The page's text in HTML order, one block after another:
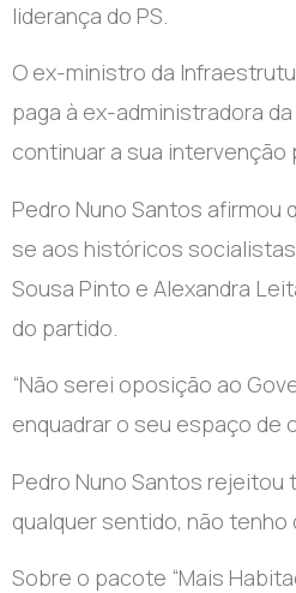
liderança do PS.
O ex-ministro da
paga à ex-administradora
continuar a sua intervenção
Pedro Nuno Santos afirmou
se aos históricos socialistas
Sousa Pinto e Alexandra
do partido.
“Não serei oposição ao
enquadrar o seu espaço de
Pedro Nuno Santos rejeitou
qualquer sentido, não tenho
Sobre o pacote “Mais